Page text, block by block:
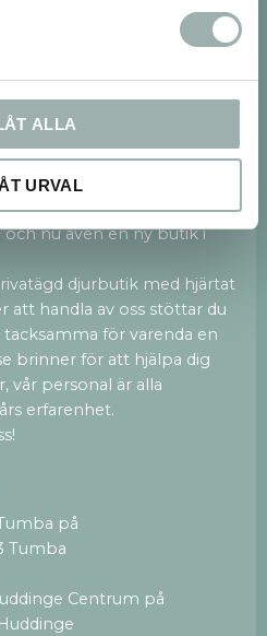
ALLA
URVAL
i enlighet med vårintegritetspolicy.
och med en 250kvm
nu även en ny butik i
djurbutik med hjärtat
att handla av oss stöttar du
för varenda en
brinner för att hjälpa dig
vår personal är alla
erfarenhet.
på
Tumba
Centrum på